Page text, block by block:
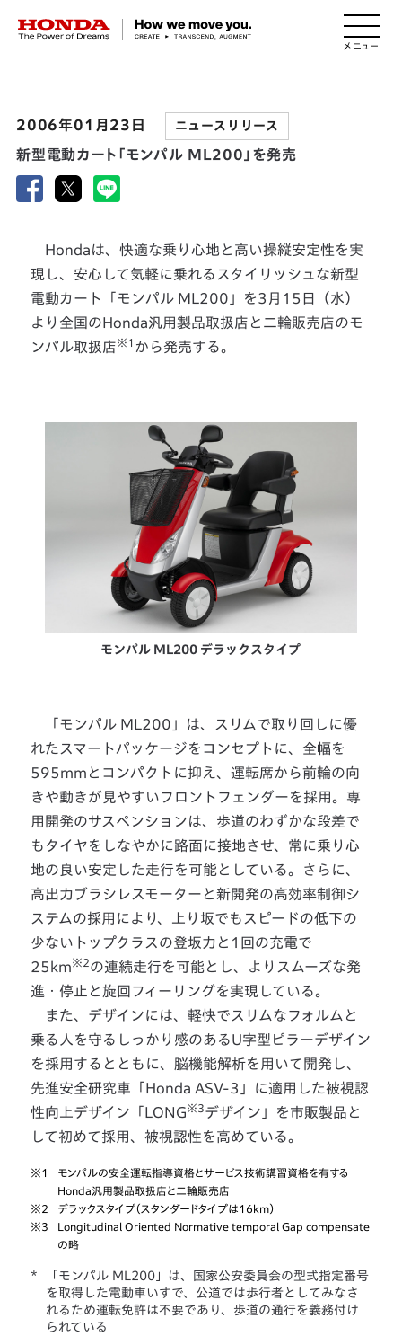
HONDA The Power of Dreams
2006年01月23日 ニュースリリース
新型電動カート「モンパル ML200」を発売
Hondaは、快適な乗り心地と高い操縦安定性を実
現し、安心して気軽に乗れるスタイリッシュな新型
電動カート「モンパル ML200」を3月15日（水）
より全国のHonda汎用製品取扱店と二輪販売店のモ
ンパル取扱店※1 から発売する。
モンパル ML200 デラックスタイプ
「モンパル ML200」は、スリムで取り回しに優
れたスマートパッケージをコンセプトに、全幅を
595mmとコンパクトに抑え、運転席から前輪の向
きや動きが見やすいフロントフェンダーを採用。専
用開発のサスペンションは、歩道のわずかな段差で
もタイヤをしなやかに路面に接地させ、常に乗り心
地の良い安定した走行を可能としている。さらに、
高出力ブラシレスモーターと新開発の高効率制御シ
ステムの採用により、上り坂でもスピードの低下の
少ないトップクラスの登坂力と1回の充電で
25km※2の連続走行を可能とし、よりスムーズな発
進・停止と旋回フィーリングを実現している。
また、デザインには、軽快でスリムなフォルムと
乗る人を守るしっかり感のあるU字型ピラーデザイン
を採用するとともに、脳機能解析を用いて開発し、
先進安全研究車「Honda ASV-3」に適用した被視認
性向上デザイン「LONG※3デザイン」を市販製品と
して初めて採用、被視認性を高めている。
※1
モンパルの安全運転指導資格とサービス技術講習資格を有する
Honda汎用製品取扱店と二輪販売店
※2
デラックスタイプ（スタンダードタイプは16km）
※3
Longitudinal Oriented Normative temporal Gap compensate
の略
*
「モンパル ML200」は、国家公安委員会の型式指定番号
を取得した電動車いすで、公道では歩行者としてみなさ
れるため運転免許は不要であり、歩道の通行を義務付け
られている